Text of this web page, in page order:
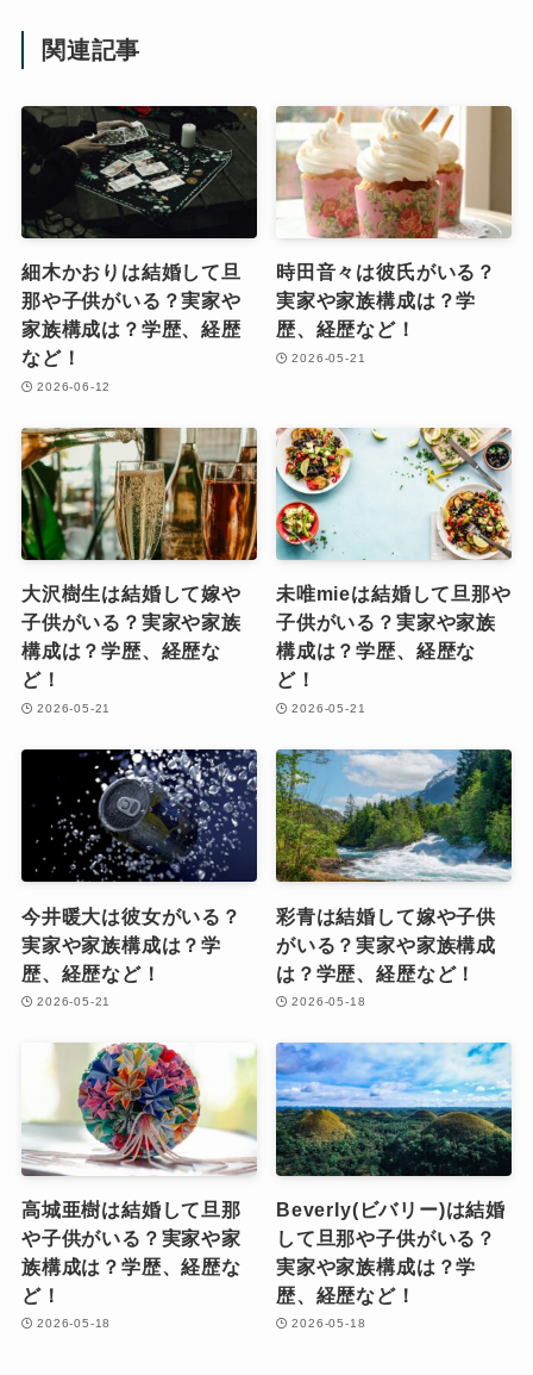
関連記事
細木かおりは結婚して旦
那や子供がいる？実家や
家族構成は？学歴、経歴
など！
2026-06-12
時田音々は彼氏がいる？
実家や家族構成は？学
歴、経歴など！
2026-05-21
大沢樹生は結婚して嫁や
子供がいる？実家や家族
構成は？学歴、経歴な
ど！
2026-05-21
未唯mieは結婚して旦那や
子供がいる？実家や家族
構成は？学歴、経歴な
ど！
2026-05-21
今井暖大は彼女がいる？
実家や家族構成は？学
歴、経歴など！
2026-05-21
彩青は結婚して嫁や子供
がいる？実家や家族構成
は？学歴、経歴など！
2026-05-18
高城亜樹は結婚して旦那
や子供がいる？実家や家
族構成は？学歴、経歴な
ど！
2026-05-18
Beverly(ビバリー)は結婚
して旦那や子供がいる？
実家や家族構成は？学
歴、経歴など！
2026-05-18